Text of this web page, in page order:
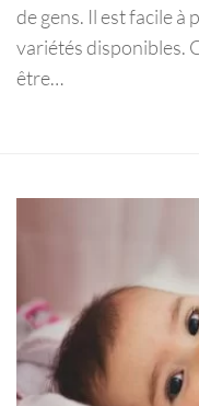
de gens. Il est facile à
variétés disponibles.
être…